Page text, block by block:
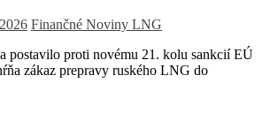
Finančné Noviny LNG
postavilo proti novému 21. kolu sankcií EÚ
zákaz prepravy ruského LNG do